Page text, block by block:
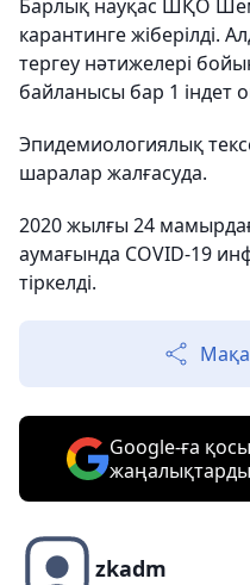
Барлық науқас ШҚО
карантинге жіберілді.
тергеу нәтижелері
байланысы бар 1 індет
Эпидемиологиялық
шаралар жалғасуда.
2020 жылғы 24
аумағында COVID-19
тіркелді.
Google-ға
zkadm